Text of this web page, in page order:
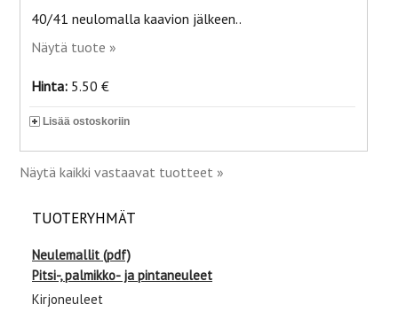
40/41 neulomalla kaavion jälkeen..
Näytä tuote »
Hinta: 5.50 €
Lisää ostoskoriin
Näytä kaikki vastaavat tuotteet »
TUOTERYHMÄT
Neulemallit (pdf)
Pitsi-, palmikko- ja pintaneuleet
Kirjoneuleet